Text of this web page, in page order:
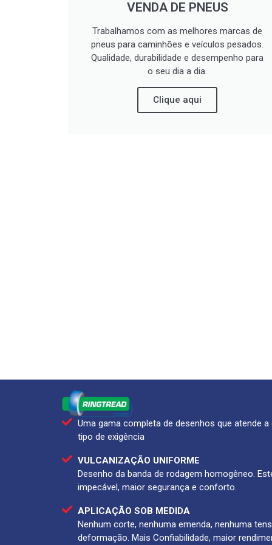
VENDA DE PNEUS
Trabalhamos com as melhores marcas de
pneus para caminhões e veículos pesados.
Qualidade, durabilidade e desempenho para
o seu dia a dia.
Clique aqui
Uma gama completa de desenhos que atende a
tipo de exigência
VULCANIZAÇÃO UNIFORME
Desenho da banda de rodagem homogêneo.
impecável, maior segurança e conforto.
APLICAÇÃO SOB MEDIDA
Nenhum corte, nenhuma emenda, nenhuma
deformação. Mais Confiabilidade, maior